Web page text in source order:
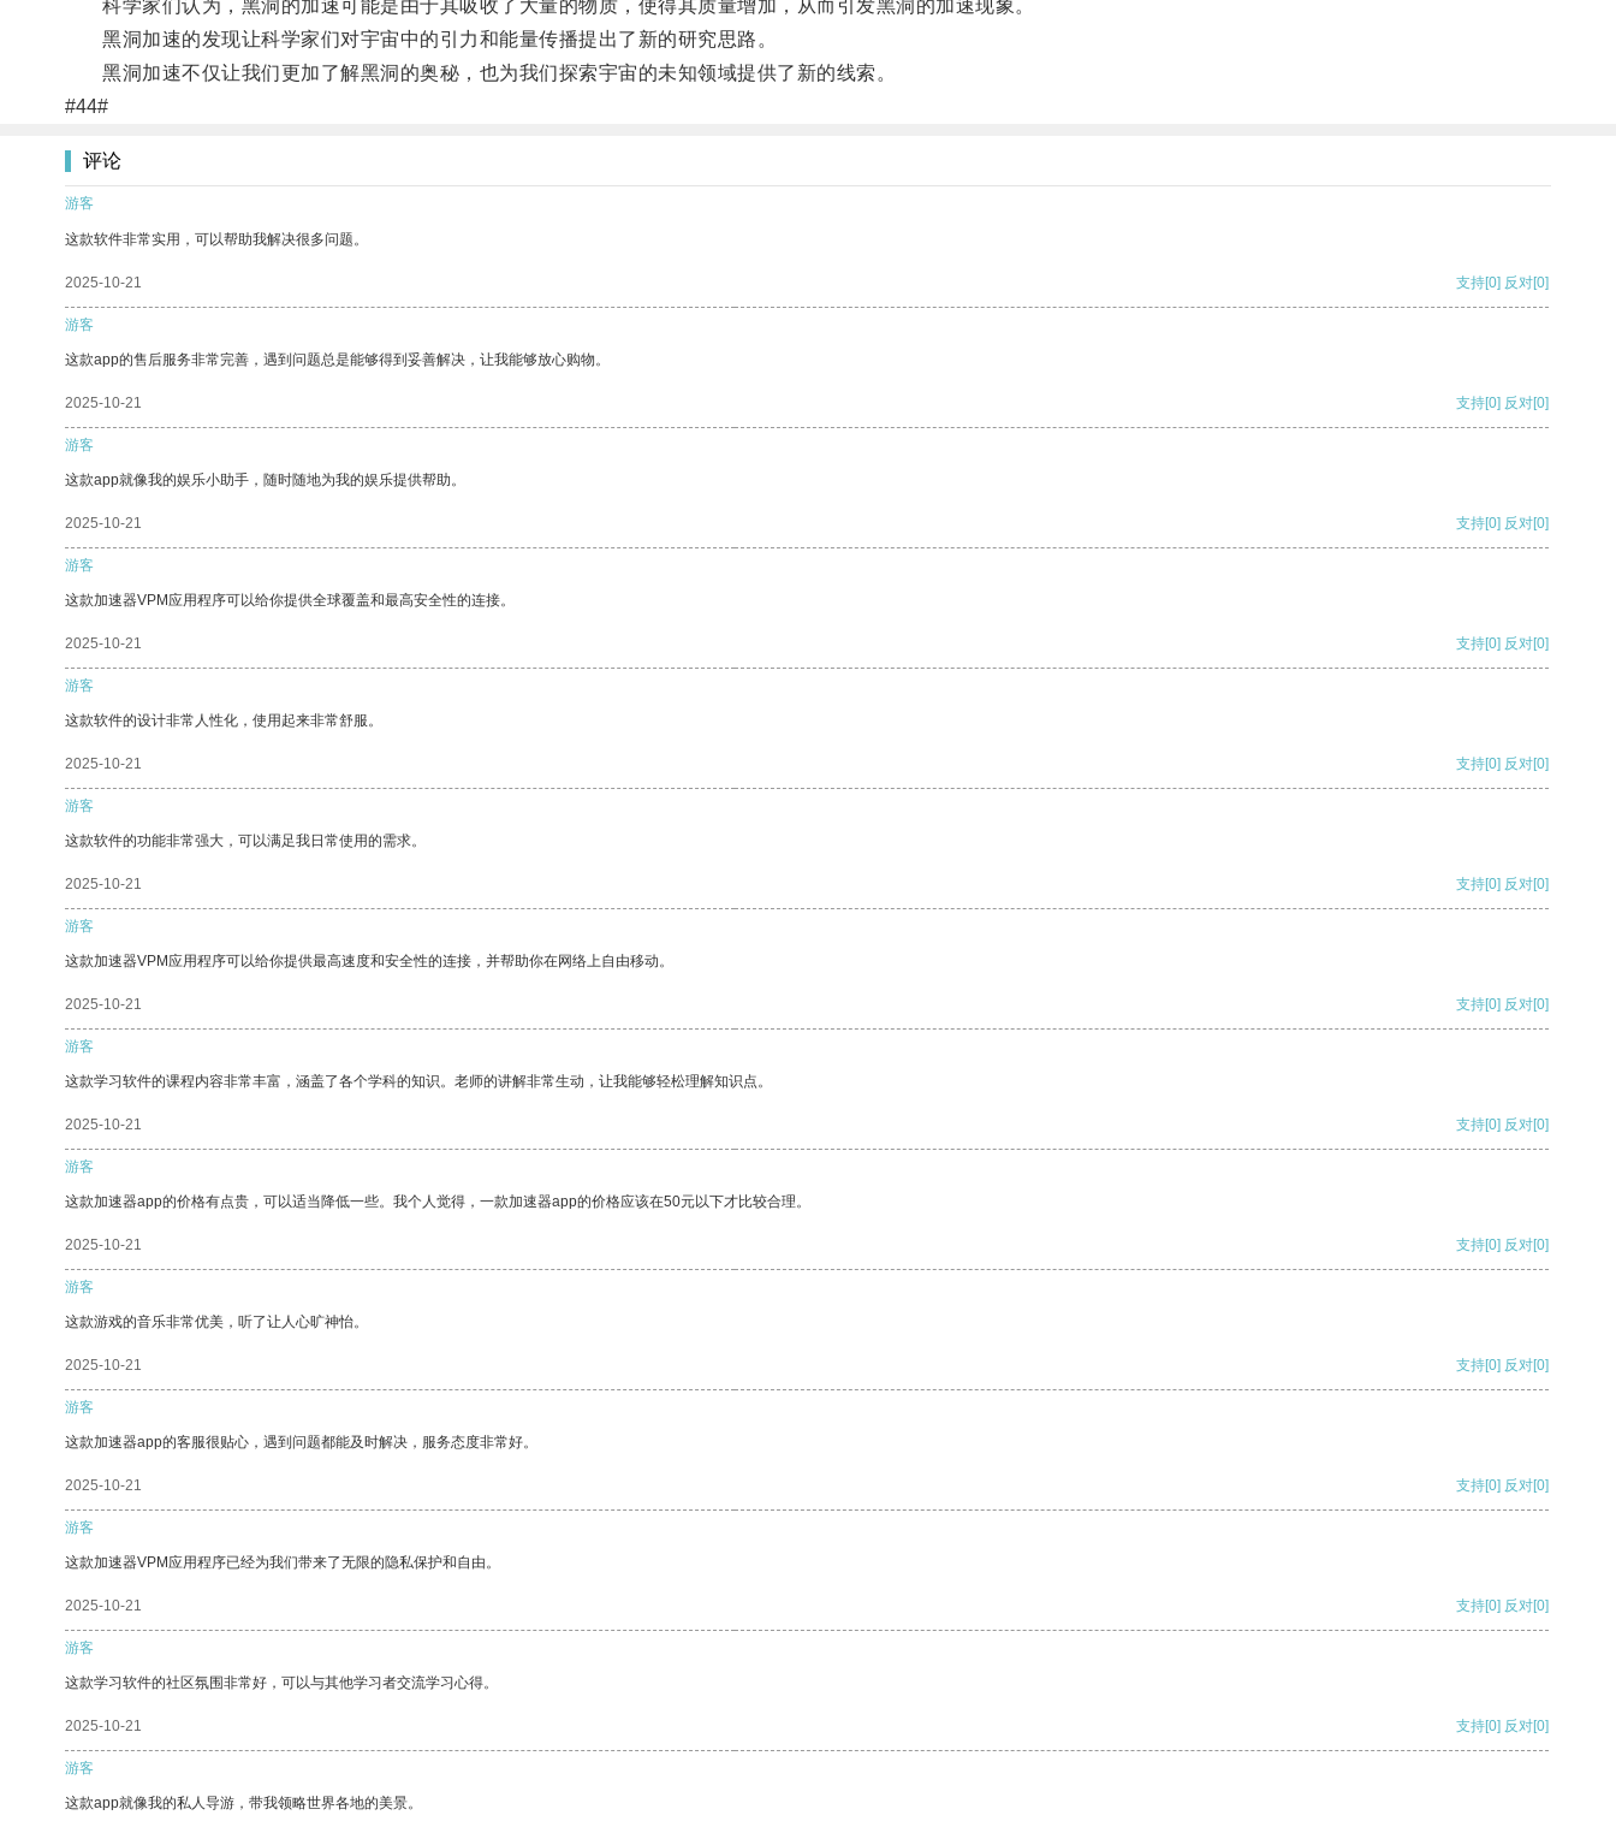
科学家们认为，黑洞的加速可能是由于其吸收了大量的物质，使得其质量增加，从而引发黑洞的加速现象。
黑洞加速的发现让科学家们对宇宙中的引力和能量传播提出了新的研究思路。
黑洞加速不仅让我们更加了解黑洞的奥秘，也为我们探索宇宙的未知领域提供了新的线索。
#44#
评论
游客
这款软件非常实用，可以帮助我解决很多问题。
2025-10-21 支持[0] 反对[0]
游客
这款app的售后服务非常完善，遇到问题总是能够得到妥善解决，让我能够放心购物。
2025-10-21 支持[0] 反对[0]
游客
这款app就像我的娱乐小助手，随时随地为我的娱乐提供帮助。
2025-10-21 支持[0] 反对[0]
游客
这款加速器VPM应用程序可以给你提供全球覆盖和最高安全性的连接。
2025-10-21 支持[0] 反对[0]
游客
这款软件的设计非常人性化，使用起来非常舒服。
2025-10-21 支持[0] 反对[0]
游客
这款软件的功能非常强大，可以满足我日常使用的需求。
2025-10-21 支持[0] 反对[0]
游客
这款加速器VPM应用程序可以给你提供最高速度和安全性的连接，并帮助你在网络上自由移动。
2025-10-21 支持[0] 反对[0]
游客
这款学习软件的课程内容非常丰富，涵盖了各个学科的知识。老师的讲解非常生动，让我能够轻松理解知识点。
2025-10-21 支持[0] 反对[0]
游客
这款加速器app的价格有点贵，可以适当降低一些。我个人觉得，一款加速器app的价格应该在50元以下才比较合理。
2025-10-21 支持[0] 反对[0]
游客
这款游戏的音乐非常优美，听了让人心旷神怡。
2025-10-21 支持[0] 反对[0]
游客
这款加速器app的客服很贴心，遇到问题都能及时解决，服务态度非常好。
2025-10-21 支持[0] 反对[0]
游客
这款加速器VPM应用程序已经为我们带来了无限的隐私保护和自由。
2025-10-21 支持[0] 反对[0]
游客
这款学习软件的社区氛围非常好，可以与其他学习者交流学习心得。
2025-10-21 支持[0] 反对[0]
游客
这款app就像我的私人导游，带我领略世界各地的美景。